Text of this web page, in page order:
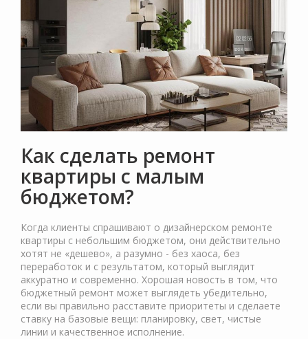
Как сделать ремонт
квартиры с малым
бюджетом?
Когда клиенты спрашивают о дизайнерском ремонте
квартиры с небольшим бюджетом, они действительно
хотят не «дешево», а разумно - без хаоса, без
переработок и с результатом, который выглядит
аккуратно и современно. Хорошая новость в том, что
бюджетный ремонт может выглядеть убедительно,
если вы правильно расставите приоритеты и сделаете
ставку на базовые вещи: планировку, свет, чистые
линии и качественное исполнение.